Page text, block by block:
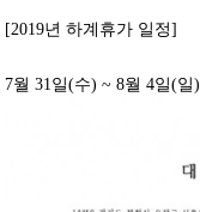
[2019년 하계휴가 일정]
7월 31일(수) ~ 8월 4일(일)